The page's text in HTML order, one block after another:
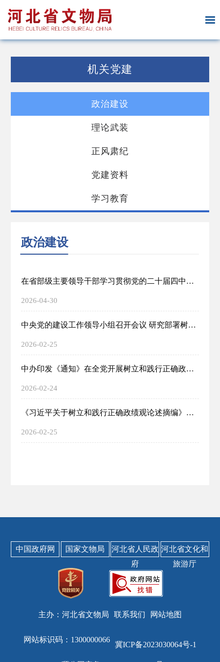
机关党建
政治建设
理论武装
正风肃纪
党建资料
学习教育
政治建设
在省部级主要领导干部学习贯彻党的二十届四中全会精神专题研讨班上的讲话
2026-04-30
中央党的建设工作领导小组召开会议 研究部署树立和践行正确政绩观学习教育工作 蔡奇主持并讲话李希出席并讲话
2026-02-25
中办印发《通知》在全党开展树立和践行正确政绩观学习教育
2026-02-24
《习近平关于树立和践行正确政绩观论述摘编》出版发行
2026-02-25
中国政府网 国家文物局
河北省人民政
府
河北省文化和
旅游厅
主办：河北省文物局 联系我们 网站地图
网站标识码：1300000066
冀ICP备2023030064号-1